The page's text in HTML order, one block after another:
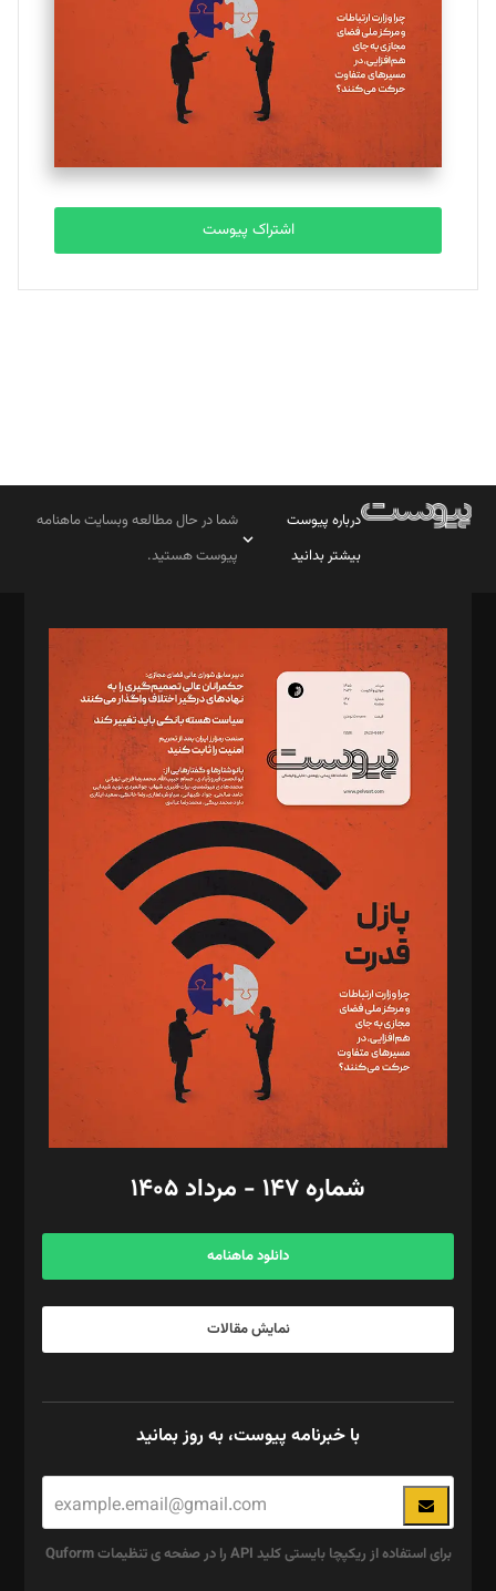
ملینا جعفری
تحریریه
مصطفی مسجدی آرانی
تحریریه
بابک نقاش
تحریریه
اشتراک پیوست
درباره پیوست
بیشتر بدانید
شما در حال مطالعه وبسایت ماهنامه
پیوست هستید.
مدیر مسئول: محمدباقر اثنی‌عشری
سردبیر: مهرک محمودی
دبیر تحریریه: میثم قاسمی
د‌بیر ناداستان: سمانه سمیع
د‌بیر خدمت و تجارت: ابوالفضل رجبی
د‌بیر حقوق فناوری: حسام‌الدین ایپکچی
د‌بیر پیوست جهان: مینا پاکدل
د‌بیر تحریریه آنلاین: بابک نقاش
تحریریه‌: مجتبی محمود‌ی، آرش برهمند، یسنا امان‌پور، سروش کرمیان،
مصطفی مسجدی آرانی، ابوالفضل رجبی، زهرا فکرانه، فائزه فتحی
رستمی،مصطفی باستان
ویرایش: نگار استاد‌‌آقا
طراح یونیفرم: مجید توکلی
فیلمبرداری و عکاسی: امیر شفیعی، مانی لطفی زاده
گرافیک و صفحه‌آرایی: سید‌سبحان‌علی ثابت
مد‌یر توسعه تجاری: کامبیز برید‌
امور مالی: شاپور رهبری، محمد‌ کاظمی‌نیا
آگهی و مشترکین: ۰۹۱۹۹۹۹۰۴۵۴
شماره ۱۴۷ - مرداد ۱۴۰۵
دانلود ماهنامه
نمایش مقالات
با خبرنامه پیوست، به روز بمانید
برای استفاده از ریکپچا بایستی کلید API را در صفحه ی تنظیمات Quform